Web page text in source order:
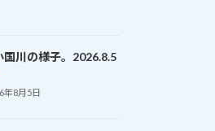
国川の様子。2026.8.5
年8月5日